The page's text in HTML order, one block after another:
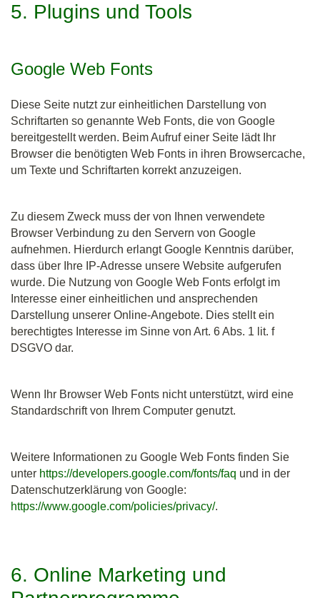
5. Plugins und Tools
Google Web Fonts
Diese Seite nutzt zur einheitlichen Darstellung von
Schriftarten so genannte Web Fonts, die von Google
bereitgestellt werden. Beim Aufruf einer Seite lädt Ihr
Browser die benötigten Web Fonts in ihren Browsercache,
um Texte und Schriftarten korrekt anzuzeigen.
Zu diesem Zweck muss der von Ihnen verwendete
Browser Verbindung zu den Servern von Google
aufnehmen. Hierdurch erlangt Google Kenntnis darüber,
dass über Ihre IP-Adresse unsere Website aufgerufen
wurde. Die Nutzung von Google Web Fonts erfolgt im
Interesse einer einheitlichen und ansprechenden
Darstellung unserer Online-Angebote. Dies stellt ein
berechtigtes Interesse im Sinne von Art. 6 Abs. 1 lit. f
DSGVO dar.
Wenn Ihr Browser Web Fonts nicht unterstützt, wird eine
Standardschrift von Ihrem Computer genutzt.
Weitere Informationen zu Google Web Fonts finden Sie
unter https://developers.google.com/fonts/faq und in der
Datenschutzerklärung von Google:
https://www.google.com/policies/privacy/.
6. Online Marketing und